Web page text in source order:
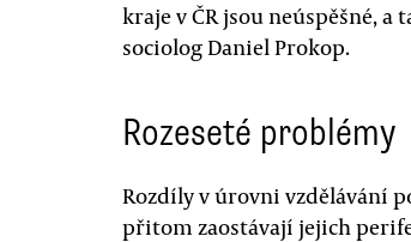
kraje v ČR jsou neúspěšné,
sociolog Daniel Prokop.
Rozeseté problémy
Rozdíly v úrovni vzdělávání
přitom zaostávají jejich